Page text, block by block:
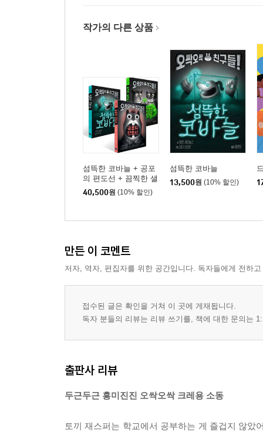
작가의 다른 상품
섬뜩한 코바늘 + 공포
의 편도선 + 끔찍한 샐
러드 세트
40,500원 (10% 할인)
섬뜩한 코바늘
13,500원 (10% 할인)
만든 이 코멘트
저자, 역자, 편집자를 위한 공간입니다. 독자들에게 전하
접수된 글은 확인을 거쳐 이 곳에 게재됩니다.
독자 분들의 리뷰는 리뷰 쓰기를, 책에 대한 문의는
출판사 리뷰
두근두근 흥미진진 오싹오싹 크레용 소동
토끼 재스퍼는 학교에서 공부하는 게 즐겁지 않